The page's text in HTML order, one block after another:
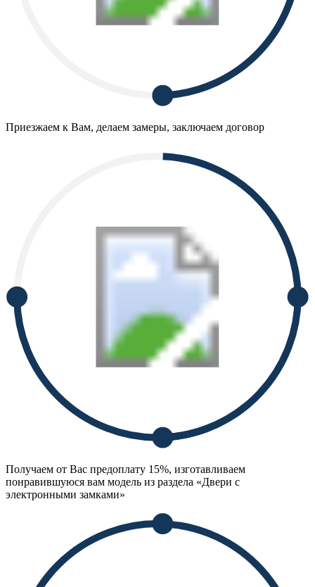
Приезжаем к Вам, делаем замеры, заключаем договор
Получаем от Вас предоплату 15%, изготавливаем
понравившуюся вам модель из раздела «Двери с
электронными замками»